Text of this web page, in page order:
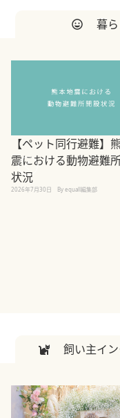
暮ら
【ペット同行避難】
震における動物避難
状況
2026年7月30日 By equall編集部
飼い主イン